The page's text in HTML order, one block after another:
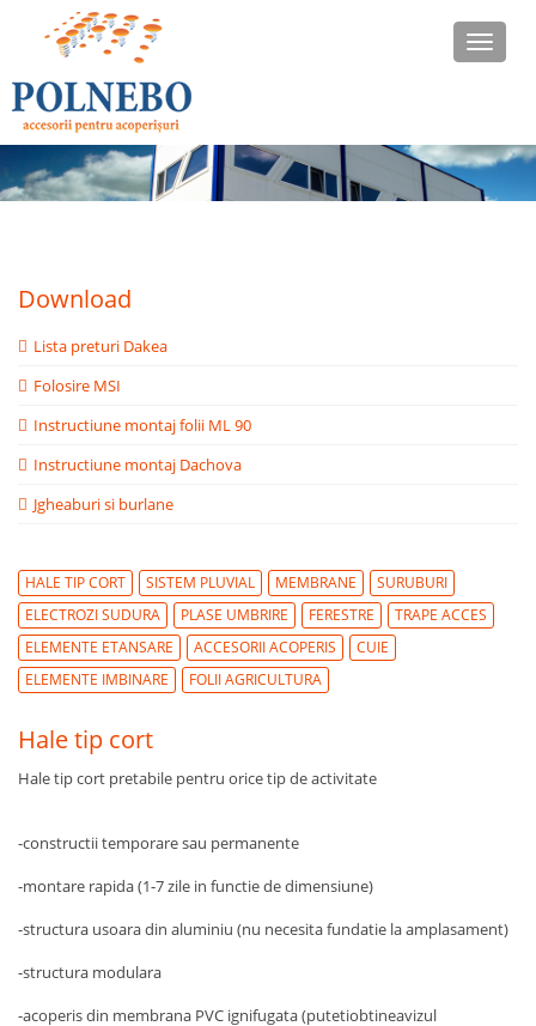
Download
Lista preturi Dakea
Folosire MSI
Instructiune montaj folii ML 90
Instructiune montaj Dachova
Jgheaburi si burlane
HALE TIP CORT SISTEM PLUVIAL MEMBRANE
SURUBURI
ELECTROZI SUDURA
PLASE UMBRIRE FERESTRE
TRAPE ACCES
ELEMENTE ETANSARE
ACCESORII ACOPERIS
CUIE
ELEMENTE IMBINARE
FOLII AGRICULTURA
Hale tip cort
Hale tip cort pretabile pentru orice tip de activitate
-constructii temporare sau permanente
-montare rapida (1-7 zile in functie de dimensiune)
-structura usoara din aluminiu (nu necesita fundatie la amplasament)
-structura modulara
-acoperis din membrana PVC ignifugata (putetiobtineavizul